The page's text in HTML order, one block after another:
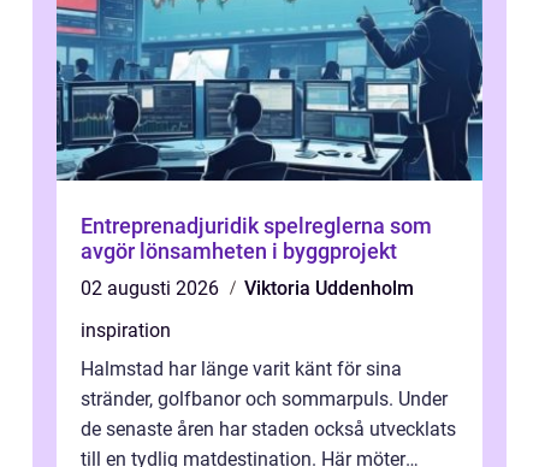
Entreprenadjuridik spelreglerna som
avgör lönsamheten i byggprojekt
02 augusti 2026
Viktoria Uddenholm
inspiration
Halmstad har länge varit känt för sina
stränder, golfbanor och sommarpuls. Under
de senaste åren har staden också utvecklats
till en tydlig matdestination. Här möter